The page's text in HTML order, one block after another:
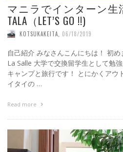
マニラでインターン生
TALA（LET’S GO !!)
KOTSUKAKEITA 06/18/2019
自己紹介 みなさんこんにちは！ 初
La Salle 大学で交換留学生として勉
キャンプと旅行です！ とにかくアウ
イタイの …
Read more